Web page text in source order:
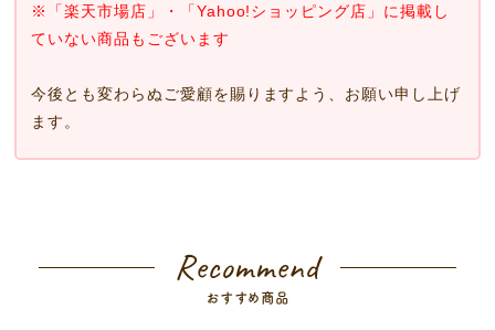
※「楽天市場店」・「Yahoo!ショッピング店」に掲載し
ていない商品もございます
今後とも変わらぬご愛顧を賜りますよう、お願い申し上げ
ます。
Recommend
おすすめ商品